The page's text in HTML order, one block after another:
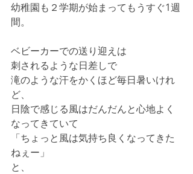
幼稚園も２学期が始まってもうすぐ1週
間。
ベビーカーでの送り迎えは
刺されるような日差しで
滝のような汗をかくほど毎日暑いけれ
ど、
日陰で感じる風はだんだんと心地よく
なってきていて
「ちょっと風は気持ち良くなってきた
ねぇー」
と、